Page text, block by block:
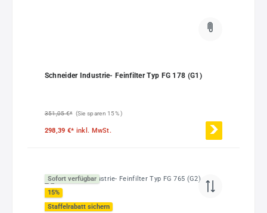
Schneider Industrie- Feinfilter Typ FG 178 (G1)
351,05 €* (Sie sparen 15% )
298,39 €* inkl. MwSt.
Sofort verfügbar
15%
Staffelrabatt sichern